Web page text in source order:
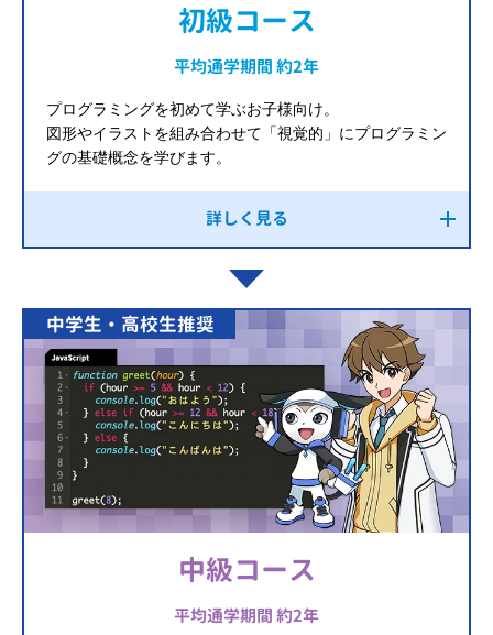
初級コース
平均通学期間 約2年
プログラミングを初めて学ぶお子様向け。
図形やイラストを組み合わせて「視覚的」にプログラミン
グの基礎概念を学びます。
詳しく見る
中学生・高校生推奨
中級コース
平均通学期間 約2年